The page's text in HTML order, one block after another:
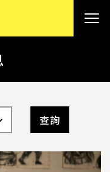
查詢